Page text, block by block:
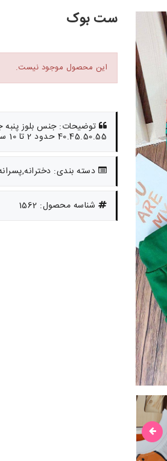
ست بوک
این محصول موجود نیست.
توضیحات: جنس بلوز
40.45.50.55 حدود 2 تا 10 سال
دسته بندی:
شناسه محصول: 1562